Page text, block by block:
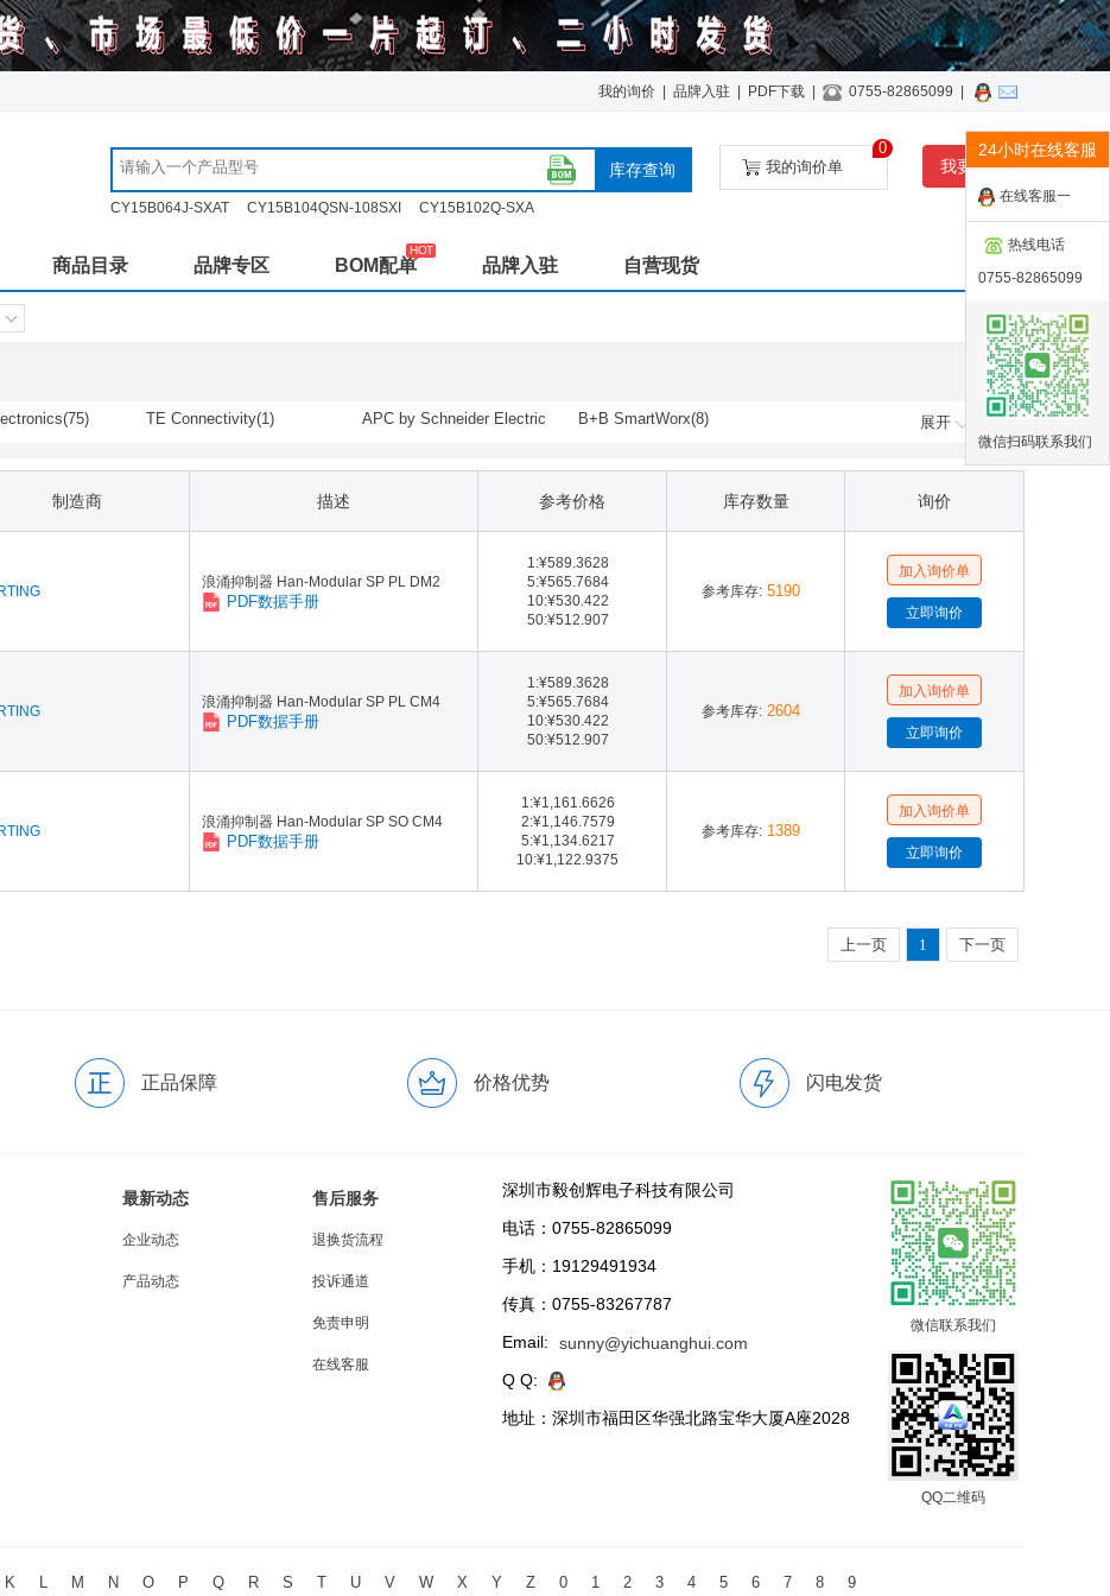
我的询价 品牌入驻 PDF下载 0755-82865099
库存查询
CY15B064J-SXAT CY15B104QSN-108SXI CY15B102Q-SXA
我的询价单
0
我要询价
商品目录 品牌专区 BOM配单 品牌入驻 自营现货
TE Connectivity(1)
APC by Schneider Electric
B+B SmartWorx(8)
展开
制造商 描述 参考价格 库存数量 询价
浪涌抑制器 Han-Modular SP PL DM2
PDF数据手册
1:¥589.3628
5:¥565.7684
10:¥530.422
50:¥512.907
参考库存: 5190
浪涌抑制器 Han-Modular SP PL CM4
PDF数据手册
1:¥589.3628
5:¥565.7684
10:¥530.422
50:¥512.907
参考库存: 2604
浪涌抑制器 Han-Modular SP SO CM4
PDF数据手册
1:¥1,161.6626
2:¥1,146.7579
5:¥1,134.6217
10:¥1,122.9375
参考库存: 1389
上一页 1 下一页
正品保障 价格优势 闪电发货
最新动态
企业动态
产品动态
售后服务
退换货流程
投诉通道
免责申明
在线客服
深圳市毅创辉电子科技有限公司
电话：0755-82865099
手机：19129491934
传真：0755-83267787
Email:
sunny@yichuanghui.com
Q Q:
地址：深圳市福田区华强北路宝华大厦A座2028
微信联系我们
QQ二维码
K L M N O P Q R S T U V W X Y Z 0 1 2 3 4 5 6 7 8 9
24小时在线客服
在线客服一
热线电话
0755-82865099
微信扫码联系我们